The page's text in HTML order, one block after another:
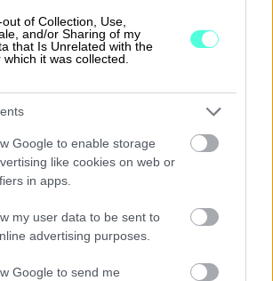
of Collection, Use,
and/or Sharing of my
that Is Unrelated with the
it was collected.
Google to enable storage
like cookies on web or
in apps.
my user data to be sent to
advertising purposes.
Google to send me